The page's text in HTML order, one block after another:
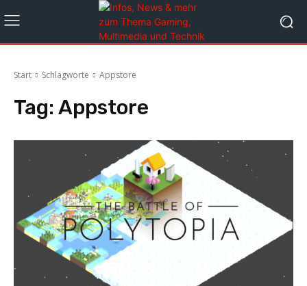
Start Schlagworte Appstore
Tag: Appstore